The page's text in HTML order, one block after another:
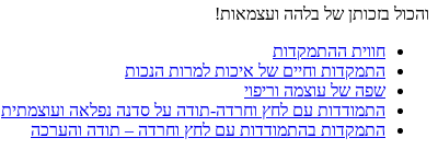
והכול בזכותן של בלהה ועצמאות!
חווית ההתמקדות
התמקדות וחיים של איכות למרות הנכות
שפה של עוצמה וריפוי
התמודדות עם לחץ וחרדה-תודה על סדנה נפלאה ועוצמתית
התמקדות בהתמודדות עם לחץ וחרדה – תודה והערכה